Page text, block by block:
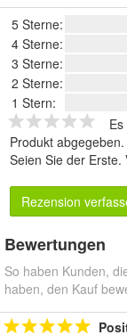
5 Sterne:
4 Sterne:
3 Sterne:
2 Sterne:
1 Stern:
Produkt abgegeben.
Seien Sie der Erste.
Rezension
Bewertungen
So haben Kunden,
haben, den Kauf